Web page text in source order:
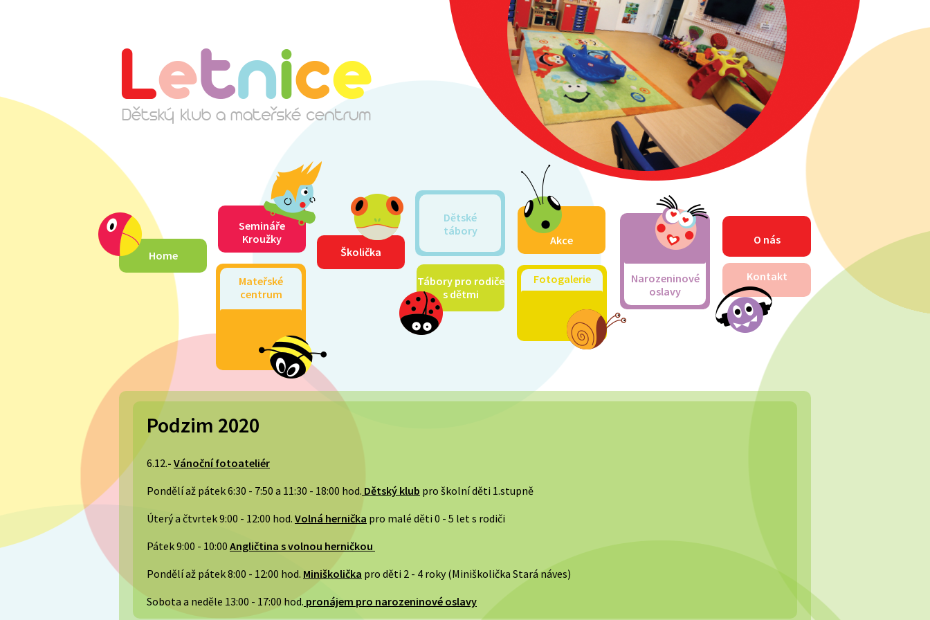
Home
Semináře
Kroužky
Mateřské
centrum
Školička
Dětské
tábory
Tábory pro rodiče
s dětmi
Akce
Fotogalerie
Narozeninové
oslavy
O nás
Kontakt
Podzim 2020
6.12.- Vánoční fotoateliér
Pondělí až pátek 6:30 - 7:50 a 11:30 - 18:00 hod. Dětský klub pro školní děti 1.stupně
Úterý a čtvrtek 9:00 - 12:00 hod. Volná hernička pro malé děti 0 - 5 let s rodiči
Pátek 9:00 - 10:00 Angličtina s volnou herničkou
Pondělí až pátek 8:00 - 12:00 hod. Miniškolička pro děti 2 - 4 roky (Miniškolička Stará náves)
Sobota a neděle 13:00 - 17:00 hod. pronájem pro narozeninové oslavy